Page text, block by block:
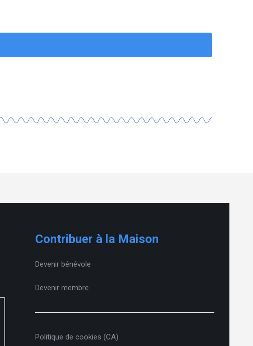
Contribuer à la Maison
Devenir bénévole
Devenir membre
Politique de cookies (CA)